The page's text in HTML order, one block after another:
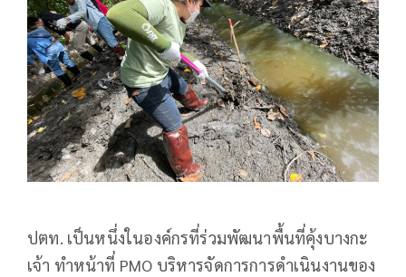
ปตท. เป็นหนึ่งในองค์กรที่ร่วมพัฒนาพื้นที่คุ้งบางกะ
เจ้า ทำหน้าที่ PMO บริหารจัดการการดำเนินงานของ